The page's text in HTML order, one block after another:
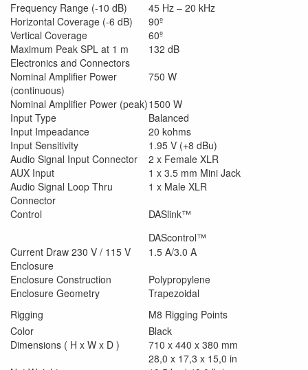
Frequency Range (-10 dB)
45 Hz – 20 kHz
Horizontal Coverage (-6 dB)
90º
Vertical Coverage
60º
Maximum Peak SPL at 1 m
132 dB
Electronics and Connectors
Nominal Amplifier Power
(continuous)
750 W
Nominal Amplifier Power (peak)1500 W
Input Type
Balanced
Input Impeadance
20 kohms
Input Sensitivity
1.95 V (+8 dBu)
Audio Signal Input Connector
2 x Female XLR
AUX Input
1 x 3.5 mm Mini Jack
Audio Signal Loop Thru
Connector
1 x Male XLR
Control
DASlink™
DAScontrol™
Current Draw 230 V / 115 V
1.5 A/3.0 A
Enclosure
Enclosure Construction
Polypropylene
Enclosure Geometry
Trapezoidal
Rigging
M8 Rigging Points
Color
Black
Dimensions ( H x W x D )
710 x 440 x 380 mm
28,0 x 17,3 x 15,0 in